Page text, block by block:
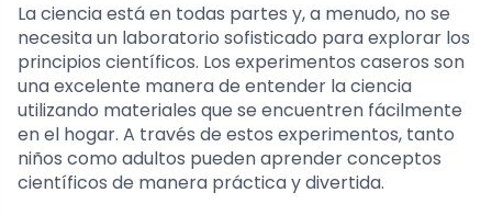
La ciencia está en todas partes y, a menudo, no se
necesita un laboratorio sofisticado para explorar los
principios científicos. Los experimentos caseros son
una excelente manera de entender la ciencia
utilizando materiales que se encuentren fácilmente
en el hogar. A través de estos experimentos, tanto
niños como adultos pueden aprender conceptos
científicos de manera práctica y divertida.